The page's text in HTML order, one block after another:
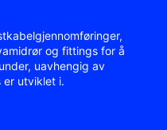
og fittings for å
uavhengig av
er utviklet i.